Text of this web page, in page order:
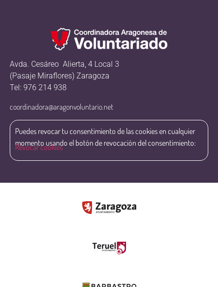
Avda. Cesáreo Alierta, 4 Local 3
(Pasaje Miraflores) Zaragoza
Tel: 976 214 938
coordinadora@aragonvoluntario.net
Puedes revocar tu consentimiento de las cookies en cualquier
momento usando el botón de revocación del consentimiento:
Revocar cookies